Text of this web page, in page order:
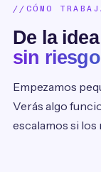
CÓMO
De la
sin
Empezamos
Verás algo
escalamos si